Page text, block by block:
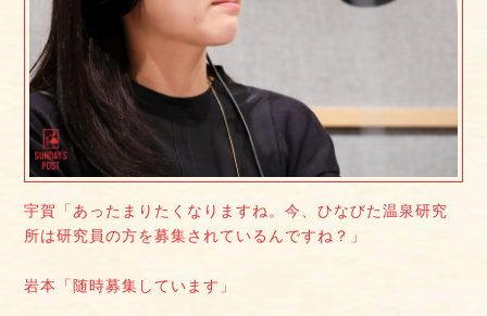
宇賀「あったまりたくなりますね。今、ひなびた温泉研究
所は研究員の方を募集されているんですね？」
岩本「随時募集しています」